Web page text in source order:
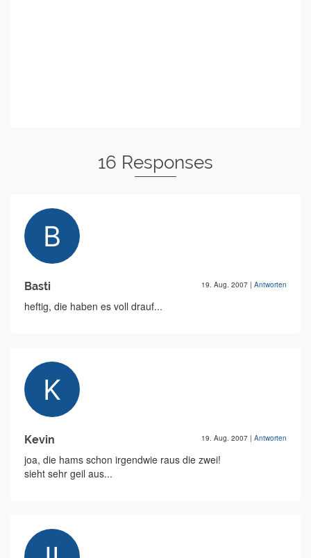
16 Responses
Basti 19. Aug. 2007 | Antworten
heftig, die haben es voll drauf...
Kevin 19. Aug. 2007 | Antworten
joa, die hams schon irgendwie raus die zwei!
sieht sehr geil aus...